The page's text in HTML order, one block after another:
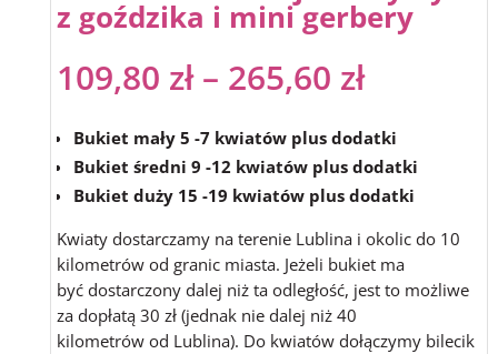
z goździka i mini gerbery
109,80 zł– 265,60 zł
Bukiet mały 5 -7 kwiatów plus dodatki
Bukiet średni 9 -12 kwiatów plus dodatki
Bukiet duży 15 -19 kwiatów plus dodatki
Kwiaty dostarczamy na terenie Lublina i okolic do 10
kilometrów od granic miasta. Jeżeli bukiet ma
być dostarczony dalej niż ta odległość, jest to możliwe
za dopłatą 30 zł (jednak nie dalej niż 40
kilometrów od Lublina). Do kwiatów dołączymy bilecik